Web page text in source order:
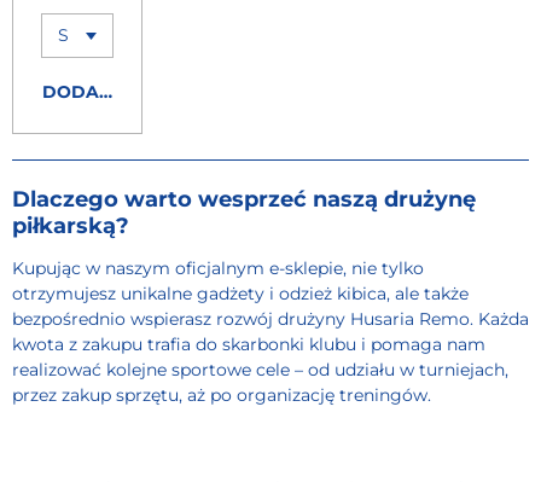
DODAJ DO KOSZYKA
Dlaczego warto wesprzeć naszą drużynę
piłkarską?
Kupując w naszym oficjalnym e-sklepie, nie tylko
otrzymujesz unikalne gadżety i odzież kibica, ale także
bezpośrednio wspierasz rozwój drużyny Husaria Remo. Każda
kwota z zakupu trafia do skarbonki klubu i pomaga nam
realizować kolejne sportowe cele – od udziału w turniejach,
przez zakup sprzętu, aż po organizację treningów.